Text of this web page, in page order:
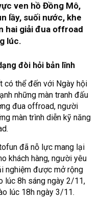
ven hồ Đồng Mô,
lầy, suối nước, khe
hai giải đua offroad
lúc.
đòi hỏi bản lĩnh
có thể đến với Ngày hội
những màn tranh đấu
đua offroad, người
màn trình diễn kỹ năng
đã nỗ lực mang lại
khách hàng, người yêu
nghiệm được mở rộng
lúc 8h sáng ngày 2/11,
lúc 18h ngày 3/11.